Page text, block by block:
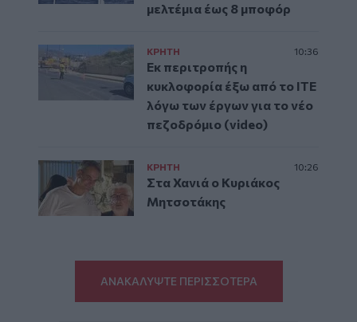
μελτέμια έως 8 μποφόρ
ΚΡΗΤΗ 10:36
Εκ περιτροπής η
κυκλοφορία έξω από το ΙΤΕ
λόγω των έργων για το νέο
πεζοδρόμιο (video)
ΚΡΗΤΗ 10:26
Στα Χανιά ο Κυριάκος
Μητσοτάκης
ΑΝΑΚΑΛΥΨΤΕ ΠΕΡΙΣΣΟΤΕΡΑ